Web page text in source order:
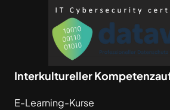
Interkultureller
E-Learning-Kurse